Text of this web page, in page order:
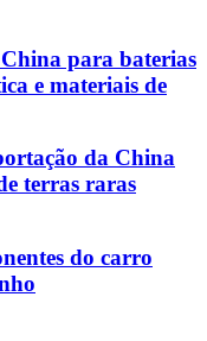
para baterias
e materiais de
da China
terras raras
do carro